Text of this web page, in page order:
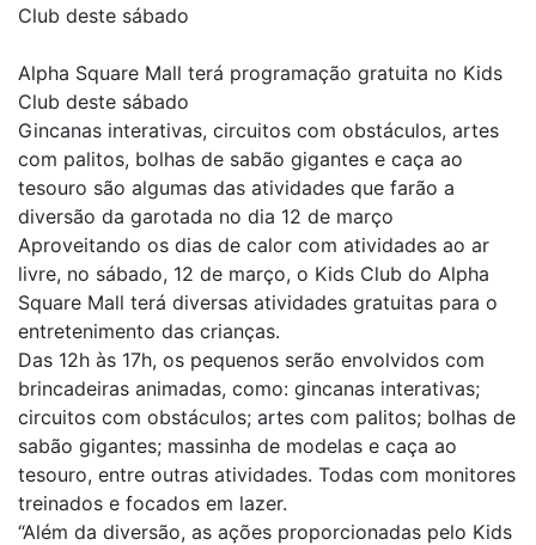
Club deste sábado
Alpha Square Mall terá programação gratuita no Kids
Club deste sábado
Gincanas interativas, circuitos com obstáculos, artes
com palitos, bolhas de sabão gigantes e caça ao
tesouro são algumas das atividades que farão a
diversão da garotada no dia 12 de março
Aproveitando os dias de calor com atividades ao ar
livre, no sábado, 12 de março, o Kids Club do Alpha
Square Mall terá diversas atividades gratuitas para o
entretenimento das crianças.
Das 12h às 17h, os pequenos serão envolvidos com
brincadeiras animadas, como: gincanas interativas;
circuitos com obstáculos; artes com palitos; bolhas de
sabão gigantes; massinha de modelas e caça ao
tesouro, entre outras atividades. Todas com monitores
treinados e focados em lazer.
“Além da diversão, as ações proporcionadas pelo Kids